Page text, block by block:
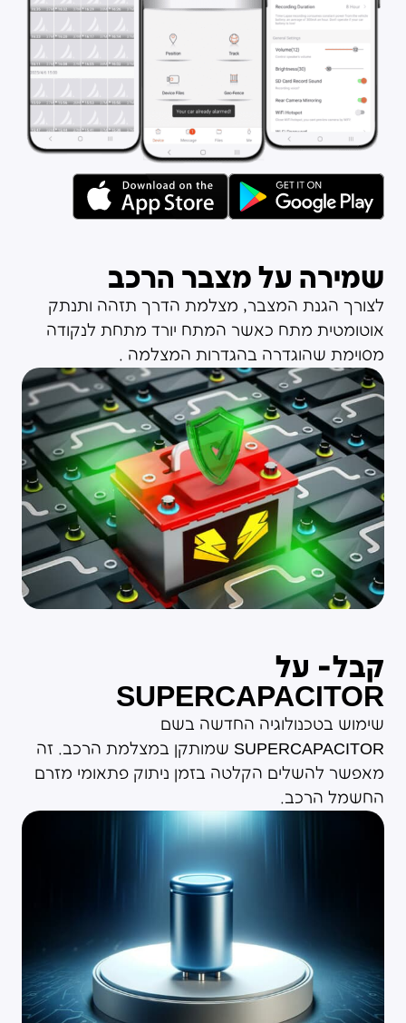
שמירה על מצבר הרכב
לצורך הגנת המצבר, מצלמת הדרך תזהה ותנתק
אוטומטית מתח כאשר המתח יורד מתחת לנקודה
מסוימת שהוגדרה בהגדרות המצלמה .
קבל- על
SUPERCAPACITOR
שימוש בטכנולוגיה החדשה בשם
SUPERCAPACITOR שמותקן במצלמת הרכב. זה
מאפשר להשלים הקלטה בזמן ניתוק פתאומי מזרם
החשמל הרכב.